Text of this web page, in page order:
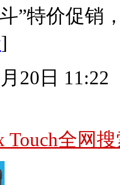
”特价促销
]
20日 11:22
Touch全网